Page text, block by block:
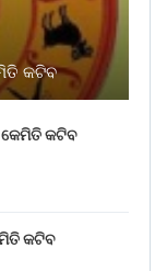
କଟିବ
କଟିବ
କଟିବ